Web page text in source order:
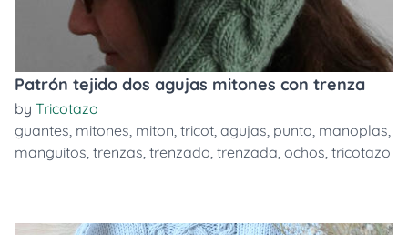
Patrón tejido dos agujas mitones con trenza
by Tricotazo
guantes, mitones, miton, tricot, agujas, punto, manoplas,
manguitos, trenzas, trenzado, trenzada, ochos, tricotazo